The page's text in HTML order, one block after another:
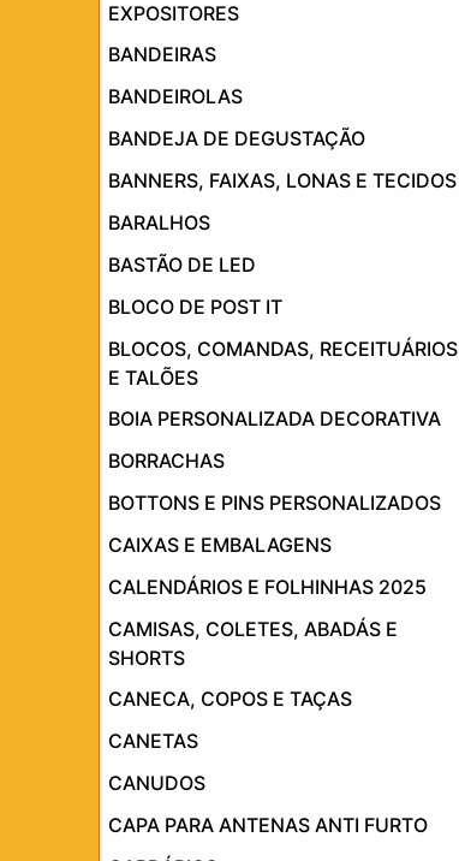
EXPOSITORES
BANDEIRAS
BANDEIROLAS
BANDEJA DE DEGUSTAÇÃO
BANNERS, FAIXAS, LONAS E TECIDOS
BARALHOS
BASTÃO DE LED
BLOCO DE POST IT
BLOCOS, COMANDAS, RECEITUÁRIOS
E TALÕES
BOIA PERSONALIZADA DECORATIVA
BORRACHAS
BOTTONS E PINS PERSONALIZADOS
CAIXAS E EMBALAGENS
CALENDÁRIOS E FOLHINHAS 2025
CAMISAS, COLETES, ABADÁS E
SHORTS
CANECA, COPOS E TAÇAS
CANETAS
CANUDOS
CAPA PARA ANTENAS ANTI FURTO